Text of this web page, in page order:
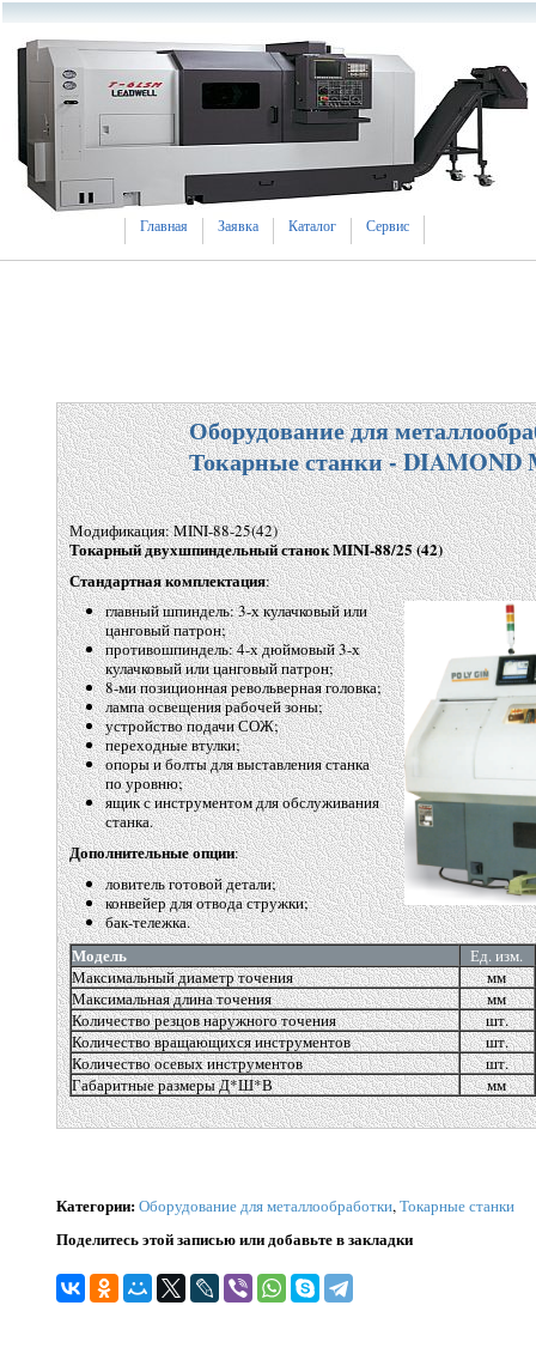
Главная Заявка Каталог Сервис
Оборудование для
Токарные станки - DIAMOND
Модификация: MINI-88-25(42)
Токарный двухшпиндельный станок MINI-88/25(42)
Стандартная комплектация:
главный шпиндель: 3-х кулачковый или
цанговый патрон;
противошпиндель: 4-х дюймовый 3-х
кулачковый или цанговый патрон;
8-ми позиционная револьверная головка;
лампа освещения рабочей зоны;
устройство подачи СОЖ;
переходные втулки;
опоры и болты для выставления станка
по уровню;
ящик с инструментом для обслуживания
станка.
Дополнительные опции:
ловитель готовой детали;
конвейер для отвода стружки;
бак-тележка.
Модель
Ед. изм.
Максимальный диаметр точения
мм
Максимальная длина точения
мм
Количество резцов наружного точения
шт.
Количество вращающихся инструментов
шт.
Количество осевых инструментов
шт.
Габаритные размеры Д*Ш*В
мм
Категории:Оборудование для металлообработки,Токарные станки
Поделитесь этой записью или добавьте в закладки